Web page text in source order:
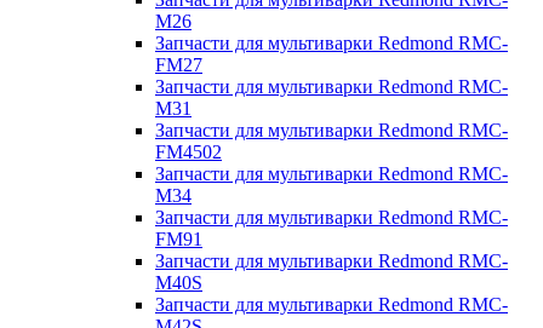
M26
Запчасти для мультиварки Redmond RMC-
FM27
Запчасти для мультиварки Redmond RMC-
M31
Запчасти для мультиварки Redmond RMC-
FM4502
Запчасти для мультиварки Redmond RMC-
M34
Запчасти для мультиварки Redmond RMC-
FM91
Запчасти для мультиварки Redmond RMC-
M40S
Запчасти для мультиварки Redmond RMC-